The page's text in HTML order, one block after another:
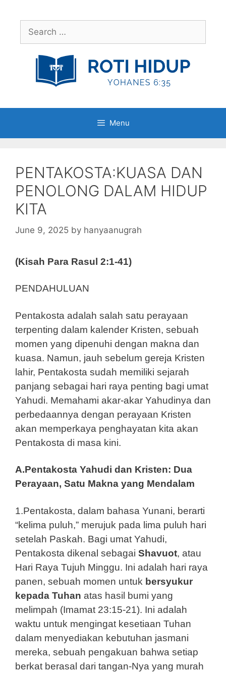
contentSearch
for:
Menu
PENTAKOSTA:KUASA DAN
PENOLONG DALAM HIDUP
KITA
June 9, 2025 by hanyaanugrah
(Kisah Para Rasul 2:1-41)
PENDAHULUAN
Pentakosta adalah salah satu perayaan
terpenting dalam kalender Kristen, sebuah
momen yang dipenuhi dengan makna dan
kuasa. Namun, jauh sebelum gereja Kristen
lahir, Pentakosta sudah memiliki sejarah
panjang sebagai hari raya penting bagi umat
Yahudi. Memahami akar-akar Yahudinya dan
perbedaannya dengan perayaan Kristen
akan memperkaya penghayatan kita akan
Pentakosta di masa kini.
A.Pentakosta Yahudi dan Kristen: Dua
Perayaan, Satu Makna yang Mendalam
1.Pentakosta, dalam bahasa Yunani, berarti
“kelima puluh,” merujuk pada lima puluh hari
setelah Paskah. Bagi umat Yahudi,
Pentakosta dikenal sebagai Shavuot, atau
Hari Raya Tujuh Minggu. Ini adalah hari raya
panen, sebuah momen untuk bersyukur
kepada Tuhan atas hasil bumi yang
melimpah (Imamat 23:15-21). Ini adalah
waktu untuk mengingat kesetiaan Tuhan
dalam menyediakan kebutuhan jasmani
mereka, sebuah pengakuan bahwa setiap
berkat berasal dari tangan-Nya yang murah